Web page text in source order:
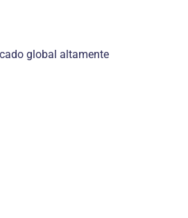
global altamente